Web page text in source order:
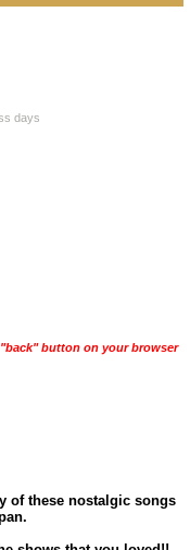
days
button on your browser
of these nostalgic songs